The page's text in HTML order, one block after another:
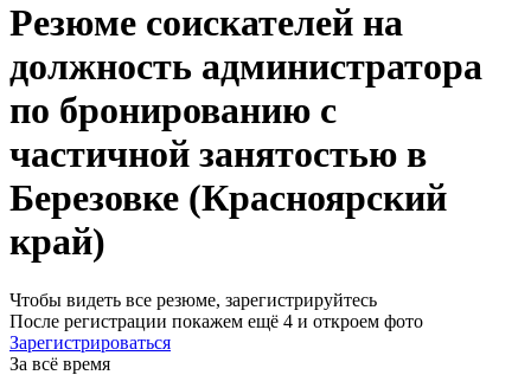
Резюме соискателей на
должность администратора
по бронированию с
частичной занятостью в
Березовке (Красноярский
край)
Чтобы видеть все резюме, зарегистрируйтесь
После регистрации покажем ещё 4 и откроем фото
Зарегистрироваться
За всё время